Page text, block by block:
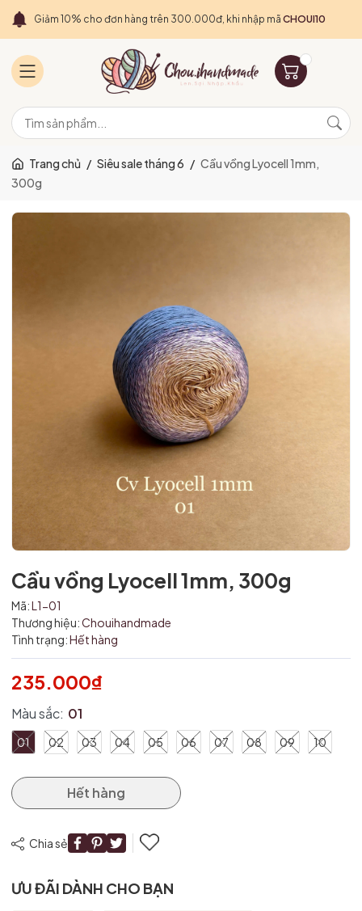
Giảm 10% cho đơn hàng trên 300.000đ, khi nhập mã CHOUI10
Trang chủ / Siêu sale tháng 6 / Cầu vồng Lyocell 1mm,
300g
Cầu vồng Lyocell 1mm, 300g
Mã:L1-01
Thương hiệu:Chouihandmade
Tình trạng:Hết hàng
235.000₫
Màu sắc: 01
01 02 03 04 05 06 07 08 09 10
Hết hàng
Chia sẻ
ƯU ĐÃI DÀNH CHO BẠN
Mã giảm giá:
Ngày hết hạn:
Điều kiện: